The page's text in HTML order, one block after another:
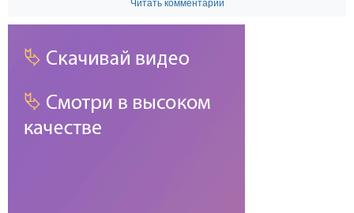
Читать комментарии